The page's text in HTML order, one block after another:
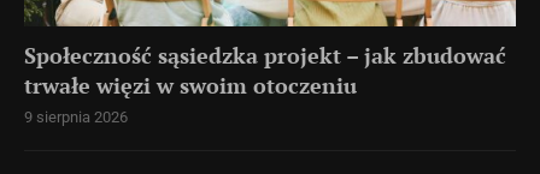
Społeczność sąsiedzka projekt – jak zbudować
trwałe więzi w swoim otoczeniu
9 sierpnia 2026